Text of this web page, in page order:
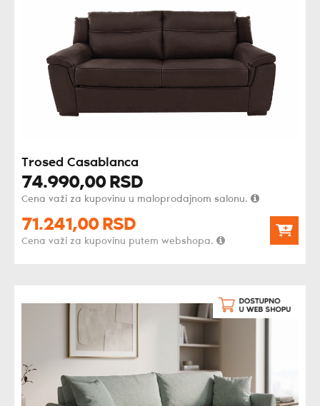
Trosed Casablanca
74.990,00 RSD
Cena važi za kupovinu u maloprodajnom salonu.
71.241,00 RSD
Cena važi za kupovinu putem webshopa.